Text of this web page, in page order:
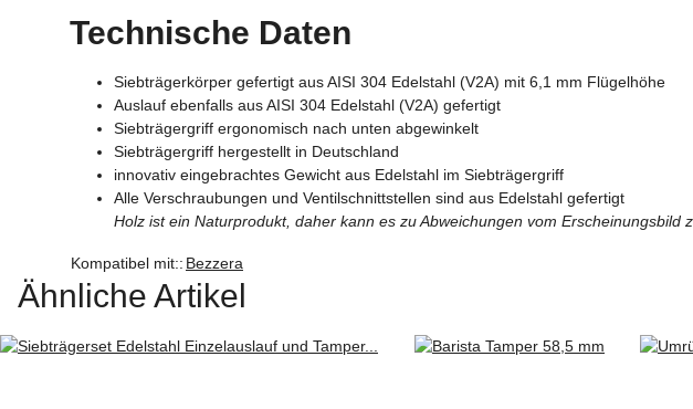
Technische Daten
Siebträgerkörper gefertigt aus AISI 304 Edelstahl (V2A) mit 6,1 mm Flügelhöhe
Auslauf ebenfalls aus AISI 304 Edelstahl (V2A) gefertigt
Siebträgergriff ergonomisch nach unten abgewinkelt
Siebträgergriff hergestellt in Deutschland
innovativ eingebrachtes Gewicht aus Edelstahl im Siebträgergriff
Alle Verschraubungen und Ventilschnittstellen sind aus Edelstahl gefertigt
Holz ist ein Naturprodukt, daher kann es zu Abweichungen vom Erscheinungsbild
Kompatibel mit:: Bezzera
Ähnliche Artikel